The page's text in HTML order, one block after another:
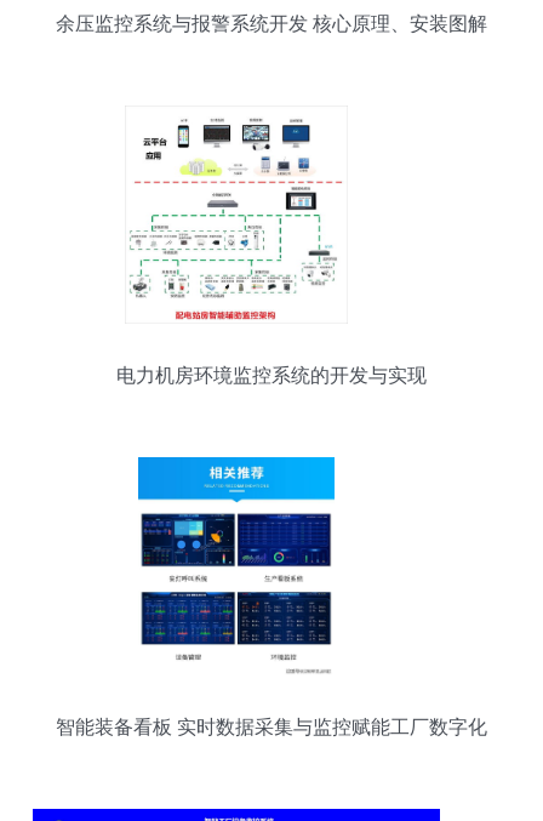
余压监控系统与报警系统开发 核心原理、安装图解
电力机房环境监控系统的开发与实现
智能装备看板 实时数据采集与监控赋能工厂数字化